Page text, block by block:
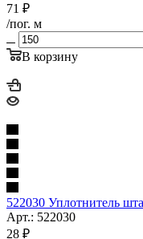
71 ₽
/пог. м
В корзину
522030 Уплотнитель
Арт.: 522030
28 ₽